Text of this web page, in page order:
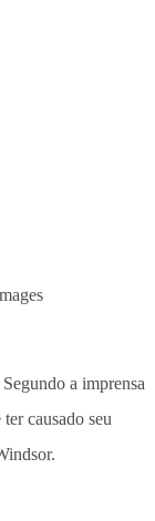
a imprensa
causado seu